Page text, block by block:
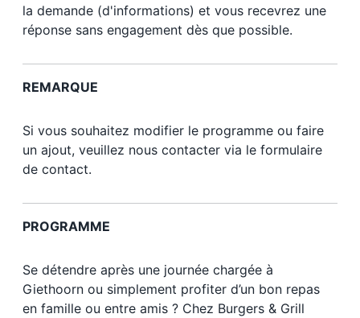
la demande (d'informations) et vous recevrez une
réponse sans engagement dès que possible.
REMARQUE
Si vous souhaitez modifier le programme ou faire
un ajout, veuillez nous contacter via le formulaire
de contact.
PROGRAMME
Se détendre après une journée chargée à
Giethoorn ou simplement profiter d’un bon repas
en famille ou entre amis ? Chez Burgers & Grill